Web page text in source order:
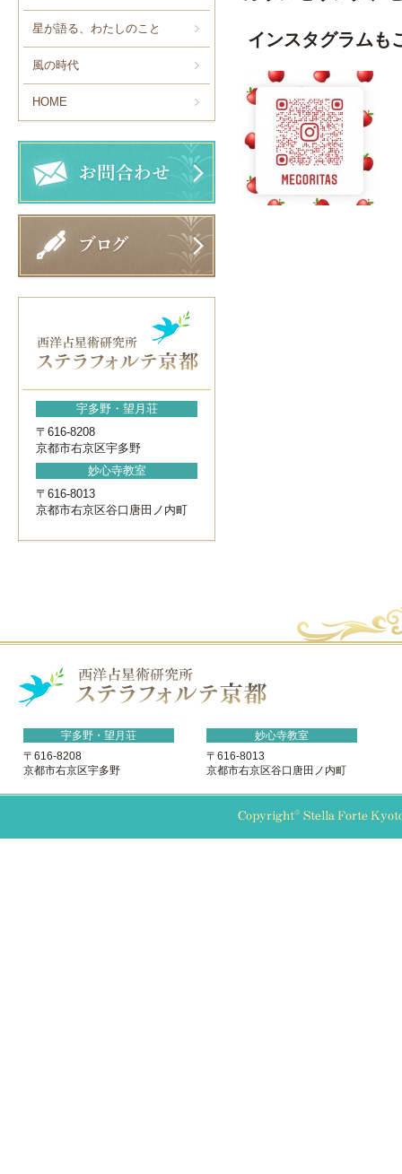
星が語る、わたしのこと
風の時代
HOME
宇多野・望月荘
〒616-8208
京都市右京区宇多野
妙心寺教室
〒616-8013
京都市右京区谷口唐田ノ内町
インスタグラムも
宇多野・望月荘
〒616-8208
京都市右京区宇多野
妙心寺教室
〒616-8013
京都市右京区谷口唐田ノ内町